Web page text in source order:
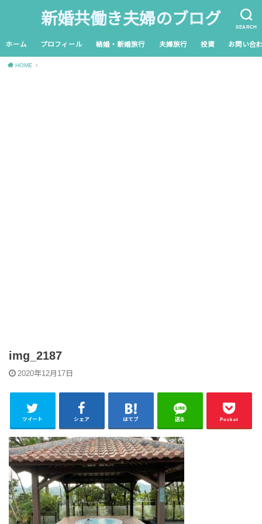
SEARCH
新婚共働き夫婦のブログ
ホーム プロフィール 結婚・新婚旅行 夫婦旅行 投資 お問い合
HOME
img_2187
2020年12月17日
ツイート シェア はてブ 送る Pocket